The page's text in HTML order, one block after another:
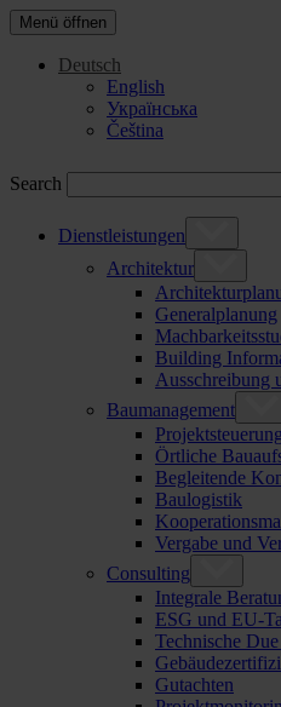
Menü öffnen
Deutsch
English
Українська
Čeština
Search
Dienstleistungen
Architektur
Generalplanung
Building
Ausschreibung
Baumanagement
Örtliche
Begleitende
Baulogistik
Vergabe und
Consulting
Integrale
ESG und EU-
Technische
Gutachten